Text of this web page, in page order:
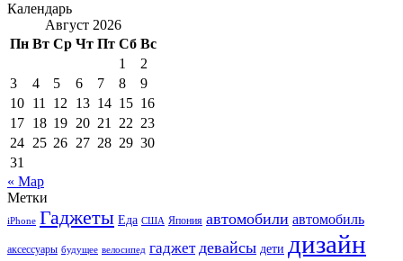
Календарь
Август 2026
Пн Вт Ср Чт Пт Сб Вс
1
2
3
4 5 6 7 8
9
10 11 12 13 14 15 16
17 18 19 20 21 22 23
24 25 26 27 28 29 30
31
« Мар
Метки
iPhone Гаджеты Еда США Япония автомобили автомобиль
аксессуары будущее велосипед гаджет девайсы дети дизайн